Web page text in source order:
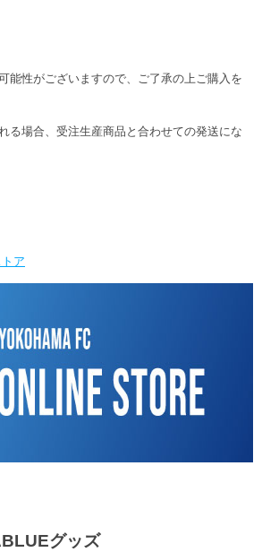
能性がございますので、ご了承の上ご購入を
る場合、受注生産商品と合わせての発送にな
ア
グッズ